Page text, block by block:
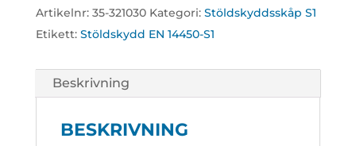
Artikelnr: 35-321030 Kategori: Stöldskyddsskåp S1
Etikett: Stöldskydd EN 14450-S1
Beskrivning
BESKRIVNING